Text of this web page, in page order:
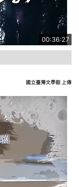
00:36:27
國立臺灣文學館 上傳